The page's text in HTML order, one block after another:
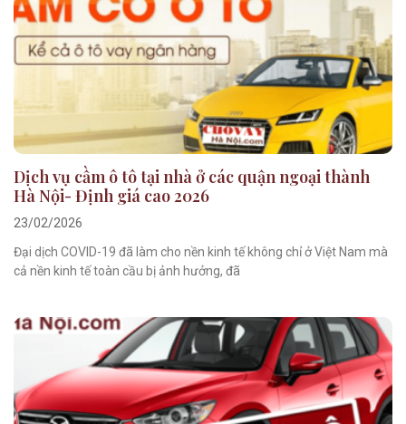
Dịch vụ cầm ô tô tại nhà ở các quận ngoại thành
Hà Nội- Định giá cao 2026
23/02/2026
Đại dịch COVID-19 đã làm cho nền kinh tế không chỉ ở Việt Nam mà
cả nền kinh tế toàn cầu bị ảnh hưởng, đã